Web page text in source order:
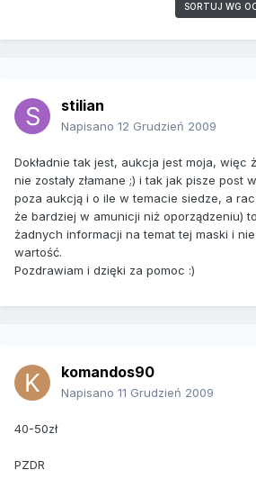
SORTUJ WG
stilian
Napisano 12 Grudzień 2009
Dokładnie tak jest, aukcja jest moja, więc
nie zostały złamane ;) i tak jak pisze post
poza aukcją i o ile w temacie siedze, a
że bardziej w amunicji niż oporządzeniu)
żadnych informacji na temat tej maski i
wartość.
Pozdrawiam i dzięki za pomoc :)
komandos90
Napisano 11 Grudzień 2009
40-50zł
PZDR